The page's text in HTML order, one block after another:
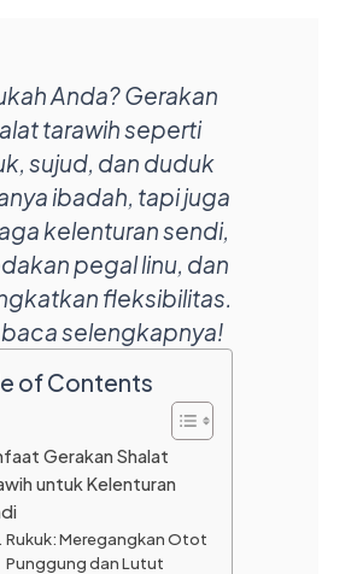
Anda? Gerakan
tarawih seperti
sujud, dan duduk
ibadah, tapi juga
kelenturan sendi,
pegal linu, dan
fleksibilitas.
baca selengkapnya!
of Contents
Gerakan Shalat
untuk Kelenturan
Rukuk: Meregangkan Otot
Punggung dan Lutut